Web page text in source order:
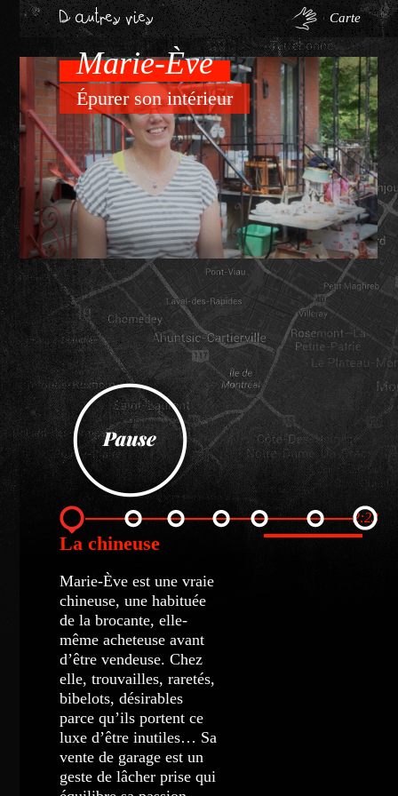
Carte
Marie-Ève
Épurer son intérieur
2:23
La chineuse
Marie-Ève est une vraie
chineuse, une habituée
de la brocante, elle-
même acheteuse avant
d’être vendeuse. Chez
elle, trouvailles, raretés,
bibelots, désirables
parce qu’ils portent ce
luxe d’être inutiles… Sa
vente de garage est un
geste de lâcher prise qui